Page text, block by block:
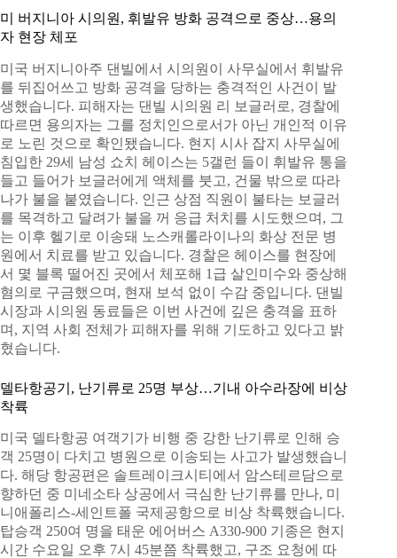
미 버지니아 시의원, 휘발유 방화 공격으로 중상…용의
자 현장 체포
미국 버지니아주 댄빌에서 시의원이 사무실에서 휘발유
를 뒤집어쓰고 방화 공격을 당하는 충격적인 사건이 발
생했습니다. 피해자는 댄빌 시의원 리 보글러로, 경찰에
따르면 용의자는 그를 정치인으로서가 아닌 개인적 이유
로 노린 것으로 확인됐습니다. 현지 시사 잡지 사무실에
침입한 29세 남성 쇼치 헤이스는 5갤런 들이 휘발유 통을
들고 들어가 보글러에게 액체를 붓고, 건물 밖으로 따라
나가 불을 붙였습니다. 인근 상점 직원이 불타는 보글러
를 목격하고 달려가 불을 꺼 응급 처치를 시도했으며, 그
는 이후 헬기로 이송돼 노스캐롤라이나의 화상 전문 병
원에서 치료를 받고 있습니다. 경찰은 헤이스를 현장에
서 몇 블록 떨어진 곳에서 체포해 1급 살인미수와 중상해
혐의로 구금했으며, 현재 보석 없이 수감 중입니다. 댄빌
시장과 시의원 동료들은 이번 사건에 깊은 충격을 표하
며, 지역 사회 전체가 피해자를 위해 기도하고 있다고 밝
혔습니다.
델타항공기, 난기류로 25명 부상…기내 아수라장에 비상
착륙
미국 델타항공 여객기가 비행 중 강한 난기류로 인해 승
객 25명이 다치고 병원으로 이송되는 사고가 발생했습니
다. 해당 항공편은 솔트레이크시티에서 암스테르담으로
향하던 중 미네소타 상공에서 극심한 난기류를 만나, 미
니애폴리스-세인트폴 국제공항으로 비상 착륙했습니다.
탑승객 250여 명을 태운 에어버스 A330-900 기종은 현지
시간 수요일 오후 7시 45분쯤 착륙했고, 구조 요청에 따